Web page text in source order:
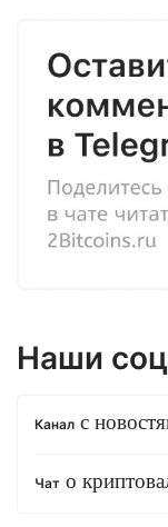
Наши
Канал с
Чат о